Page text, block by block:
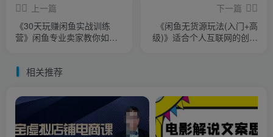
上一篇
《30天玩赚闲鱼实战训练
营》闲鱼专业卖家教你如何
下一篇
《闲鱼无货源玩法(入门+高
级)》适合个人互联网的创业
相关推荐